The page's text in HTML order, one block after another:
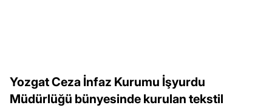
Yozgat Ceza İnfaz Kurumu İşyurdu
Müdürlüğü bünyesinde kurulan tekstil